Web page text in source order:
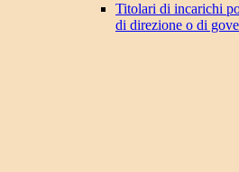
Titolari di incarichi
di direzione o di